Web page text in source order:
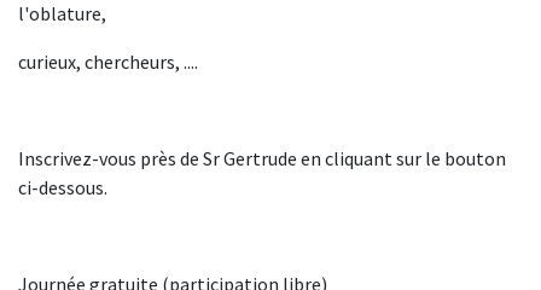
l'oblature,
curieux, chercheurs, ....
Inscrivez-vous près de Sr Gertrude en cliquant sur le bouton
ci-dessous.
Journée gratuite (participation libre)